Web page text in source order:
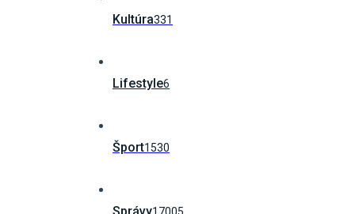
Kultúra331
Lifestyle6
Šport1530